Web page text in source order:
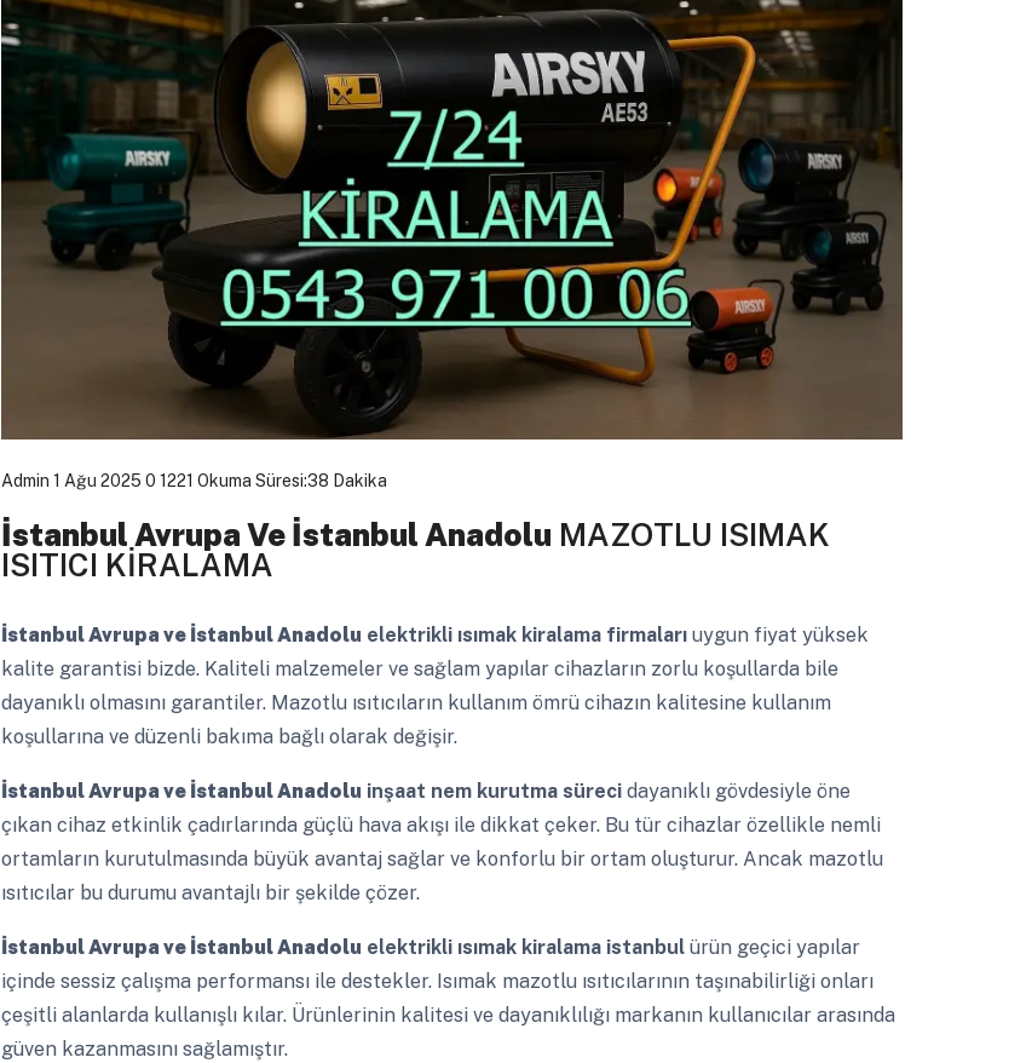
Admin 1 Ağu 2025 0 1221 Okuma Süresi:38 Dakika
İstanbul Avrupa Ve İstanbul Anadolu MAZOTLU ISIMAK
ISITICI KİRALAMA
İstanbul Avrupa ve İstanbul Anadolu elektrikli ısımak kiralama firmalarıuygun fiyat yüksek
kalite garantisi bizde. Kaliteli malzemeler ve sağlam yapılar cihazların zorlu koşullarda bile
dayanıklı olmasını garantiler. Mazotlu ısıtıcıların kullanım ömrü cihazın kalitesine kullanım
koşullarına ve düzenli bakıma bağlı olarak değişir.
İstanbul Avrupa ve İstanbul Anadolu inşaat nem kurutma sürecidayanıklı gövdesiyle öne
çıkan cihaz etkinlik çadırlarında güçlü hava akışı ile dikkat çeker. Bu tür cihazlar özellikle nemli
ortamların kurutulmasında büyük avantaj sağlar ve konforlu bir ortam oluşturur. Ancak mazotlu
ısıtıcılar bu durumu avantajlı bir şekilde çözer.
İstanbul Avrupa ve İstanbul Anadolu elektrikli ısımak kiralama istanbulürün geçici yapılar
içinde sessiz çalışma performansı ile destekler. Isımak mazotlu ısıtıcılarının taşınabilirliği onları
çeşitli alanlarda kullanışlı kılar. Ürünlerinin kalitesi ve dayanıklılığı markanın kullanıcılar arasında
güven kazanmasını sağlamıştır.